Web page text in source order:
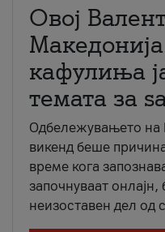
Овој
кафулиња
темата за
Одбележувањето на
викенд беше
време кога
започнуваат
неизоставен дел од